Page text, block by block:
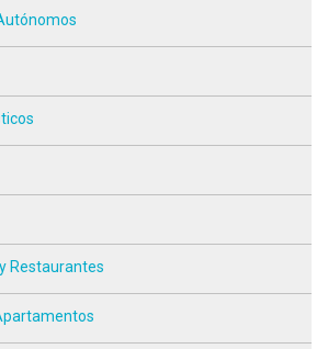
Restaurantes